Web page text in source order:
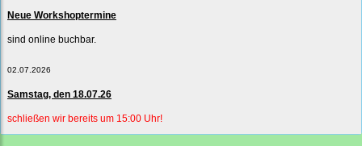
Neue Workshoptermine
sind online buchbar.
02.07.2026
Samstag, den 18.07.26
schließen wir bereits um 15:00 Uhr!